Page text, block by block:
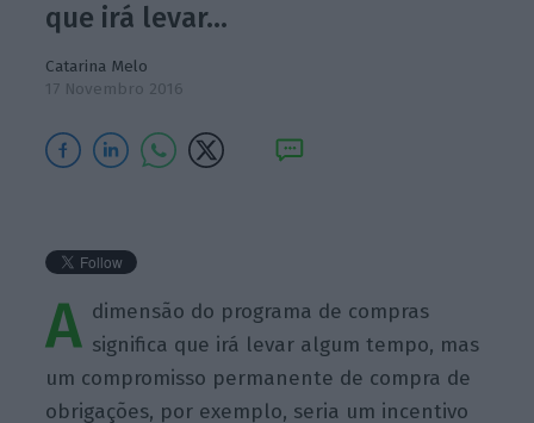
que irá levar…
Catarina Melo
17 Novembro 2016
A dimensão do programa de compras
significa que irá levar algum tempo, mas
um compromisso permanente de compra de
obrigações, por exemplo, seria um incentivo